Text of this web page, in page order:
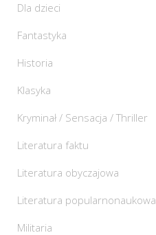
Dla dzieci
Fantastyka
Historia
Klasyka
Kryminał / Sensacja / Thriller
Literatura faktu
Literatura obyczajowa
Literatura popularnonaukowa
Militaria